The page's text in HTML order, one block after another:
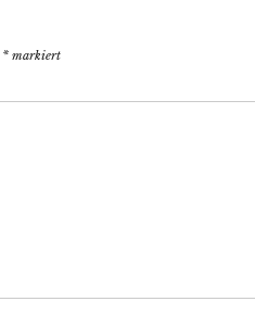
* markiert